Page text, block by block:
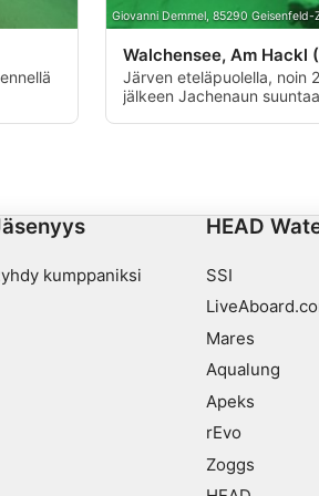
Giovanni Demmel, 85290 Geisenfeld-
Walchensee, Am Hackl
Järven eteläpuolella, noin
jälkeen Jachenaun
kumppaniksi
HEAD
SSI
Mares
Aqualung
Apeks
rEvo
Zoggs